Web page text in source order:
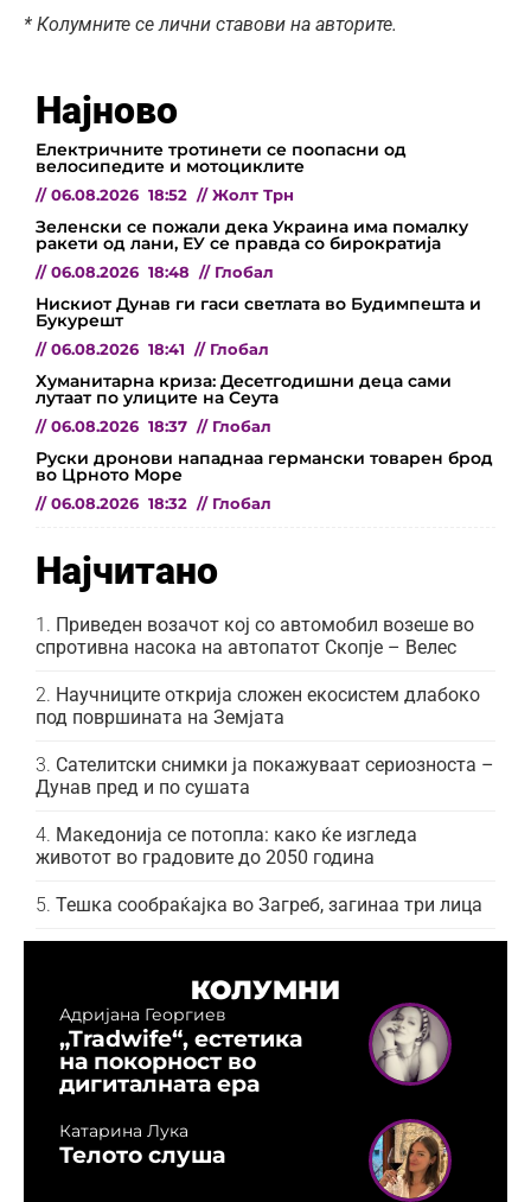
* Колумните се лични ставови на авторите.
Најново
Електричните тротинети се поопасни од
велосипедите и мотоциклите
// 06.08.2026 18:52 // Жолт Трн
Зеленски се пожали дека Украина има помалку
ракети од лани, ЕУ се правда со бирократија
// 06.08.2026 18:48 // Глобал
Нискиот Дунав ги гаси светлата во Будимпешта и
Букурешт
// 06.08.2026 18:41 // Глобал
Хуманитарна криза: Десетгодишни деца сами
лутаат по улиците на Сеута
// 06.08.2026 18:37 // Глобал
Руски дронови нападнаа германски товарен брод
во Црното Море
// 06.08.2026 18:32 // Глобал
Најчитано
Приведен возачот кој со автомобил возеше во
спротивна насока на автопатот Скопје – Велес
Научниците открија сложен екосистем длабоко
под површината на Земјата
Сателитски снимки ја покажуваат сериозноста –
Дунав пред и по сушата
Македонија се потопла: како ќе изгледа
животот во градовите до 2050 година
Тешка сообраќајка во Загреб, загинаа три лица
КОЛУМНИ
Адријана Георгиев
„Tradwife“, естетика
на покорност во
дигиталната ера
Катарина Лука
Телото слуша